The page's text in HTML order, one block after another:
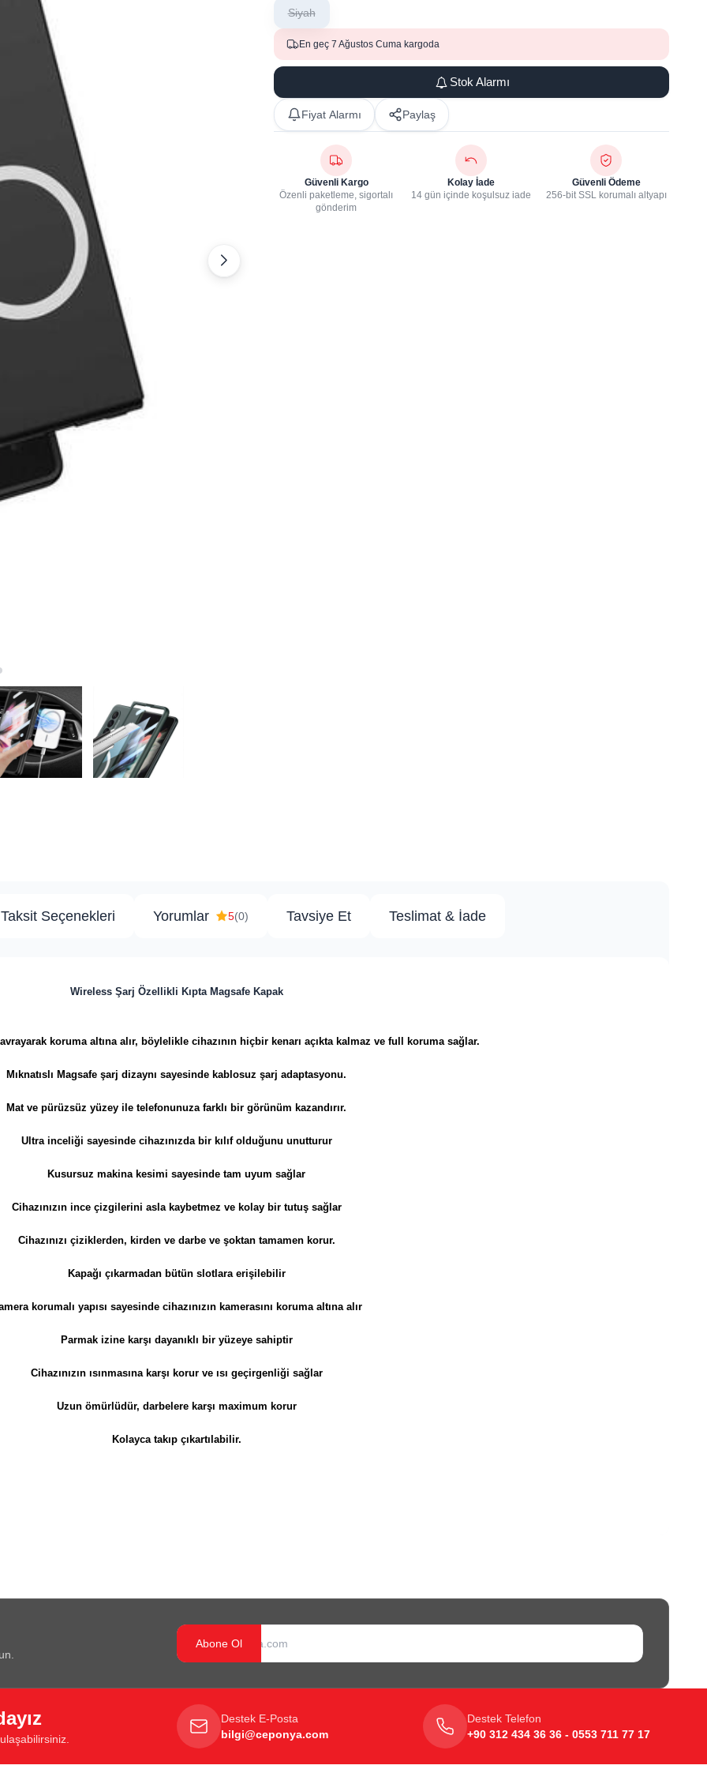
Siyah
En geç 7 Ağustos Cuma kargoda
Stok Alarmı
Fiyat Alarmı Paylaş
Güvenli Kargo
Özenli paketleme, sigortalı
gönderim
Kolay İade
14 gün içinde koşulsuz iade
Güvenli Ödeme
256-bit SSL korumalı altyapı
Taksit Seçenekleri Yorumlar 5(0) Tavsiye Et Teslimat & İade
Wireless Şarj Özellikli Kıpta Magsafe Kapak
koruma altına alır, böylelikle cihazının hiçbir kenarı açıkta kalmaz ve full koruma sağlar.
Mıknatıslı Magsafe şarj dizaynı sayesinde kablosuz şarj adaptasyonu.
Mat ve pürüzsüz yüzey ile telefonunuza farklı bir görünüm kazandırır.
Ultra inceliği sayesinde cihazınızda bir kılıf olduğunu unutturur
Kusursuz makina kesimi sayesinde tam uyum sağlar
Cihazınızın ince çizgilerini asla kaybetmez ve kolay bir tutuş sağlar
Cihazınızı çiziklerden, kirden ve darbe ve şoktan tamamen korur.
Kapağı çıkarmadan bütün slotlara erişilebilir
korumalı yapısı sayesinde cihazınızın kamerasını koruma altına alır
Parmak izine karşı dayanıklı bir yüzeye sahiptir
Cihazınızın ısınmasına karşı korur ve ısı geçirgenliği sağlar
Uzun ömürlüdür, darbelere karşı maximum korur
Kolayca takıp çıkartılabilir.
Abone Ol
Destek E-Posta
bilgi@ceponya.com
Destek Telefon
+90 312 434 36 36 - 0553 711 77 17